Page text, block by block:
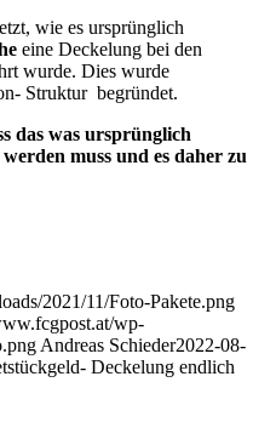
wie es ursprünglich
eine Deckelung bei den
wurde. Dies wurde
Struktur begründet.
das was ursprünglich
muss und es daher zu
2021/11/Foto-Pakete.png
wp-
Andreas Schieder2022-08-
Deckelung endlich